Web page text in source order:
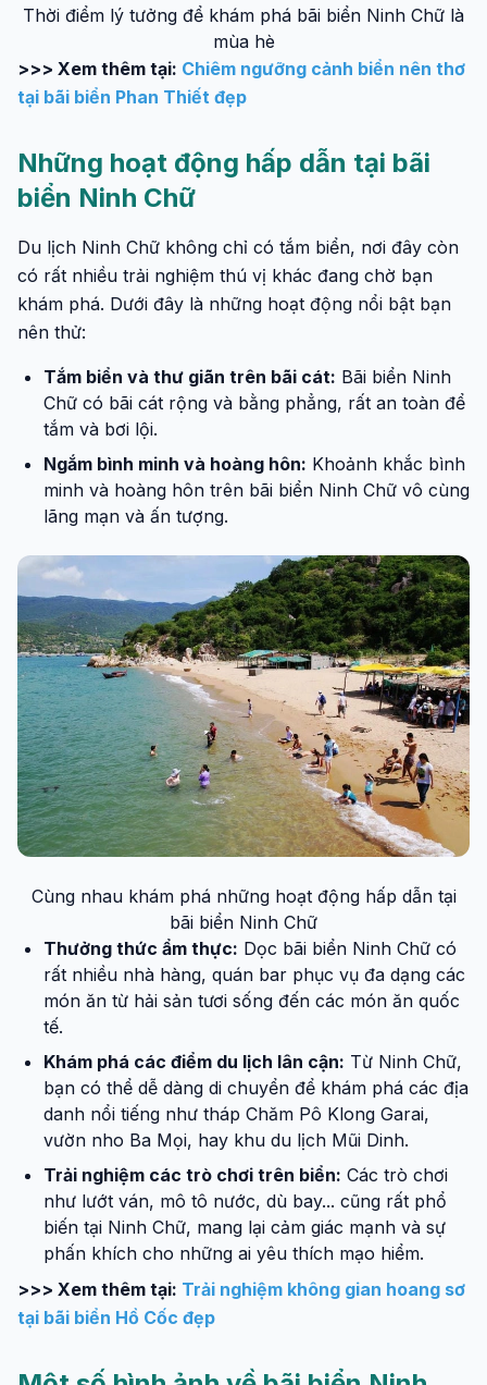
Thời điểm lý tưởng để khám phá bãi biển Ninh Chữ là
mùa hè
>>> Xem thêm tại: Chiêm ngưỡng cảnh biển nên thơ
tại bãi biển Phan Thiết đẹp
Những hoạt động hấp dẫn tại bãi
biển Ninh Chữ
Du lịch Ninh Chữ không chỉ có tắm biển, nơi đây còn
có rất nhiều trải nghiệm thú vị khác đang chờ bạn
khám phá. Dưới đây là những hoạt động nổi bật bạn
nên thử:
Tắm biển và thư giãn trên bãi cát: Bãi biển Ninh
Chữ có bãi cát rộng và bằng phẳng, rất an toàn để
tắm và bơi lội.
Ngắm bình minh và hoàng hôn: Khoảnh khắc bình
minh và hoàng hôn trên bãi biển Ninh Chữ vô cùng
lãng mạn và ấn tượng.
Cùng nhau khám phá những hoạt động hấp dẫn tại
bãi biển Ninh Chữ
Thưởng thức ẩm thực: Dọc bãi biển Ninh Chữ có
rất nhiều nhà hàng, quán bar phục vụ đa dạng các
món ăn từ hải sản tươi sống đến các món ăn quốc
tế.
Khám phá các điểm du lịch lân cận: Từ Ninh Chữ,
bạn có thể dễ dàng di chuyển để khám phá các địa
danh nổi tiếng như tháp Chăm Pô Klong Garai,
vườn nho Ba Mọi, hay khu du lịch Mũi Dinh.
Trải nghiệm các trò chơi trên biển: Các trò chơi
như lướt ván, mô tô nước, dù bay... cũng rất phổ
biến tại Ninh Chữ, mang lại cảm giác mạnh và sự
phấn khích cho những ai yêu thích mạo hiểm.
>>> Xem thêm tại: Trải nghiệm không gian hoang sơ
tại bãi biển Hồ Cốc đẹp